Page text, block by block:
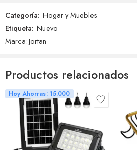
Categoría: Hogar y Muebles
Etiqueta: Nuevo
Marca:Jortan
Productos relacionados
Hoy Ahorras: 15.000